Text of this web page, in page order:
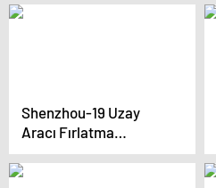
Shenzhou-19 Uzay
Aracı Fırlatma
Alanında